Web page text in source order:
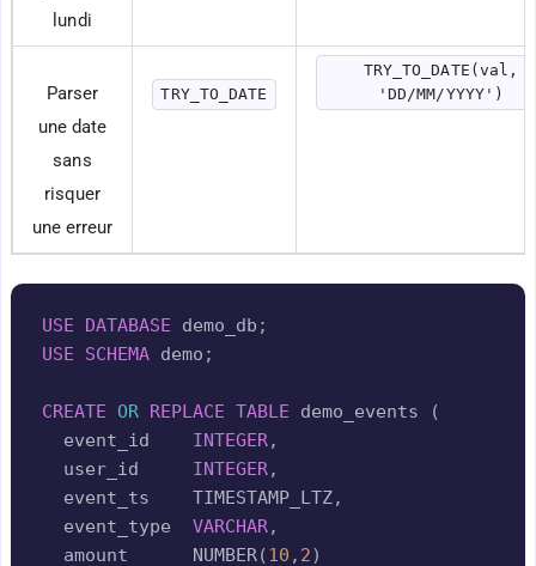
lundi
Parser
une date
sans
risquer
une erreur
TRY_TO_DATE
TRY_TO_DATE(val,
'DD/MM/YYYY')
USE DATABASE demo_db ;
USE
SCHEMA demo ;
CREATE OR REPLACE TABLE demo_events
(
  event_id
INTEGER,
  user_id
INTEGER,
  event_ts    TIMESTAMP_LTZ
,
  event_type
VARCHAR,
  amount      NUMBER
(10 , 2)